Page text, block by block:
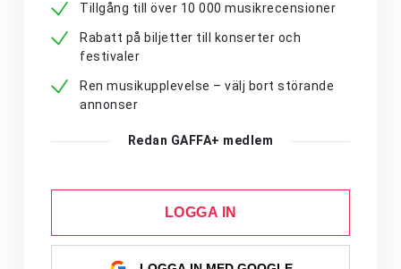
Tillgång till över 10 000 musikrecensioner
Rabatt på biljetter till konserter och
festivaler
Ren musikupplevelse – välj bort störande
annonser
Redan GAFFA+ medlem
LOGGA IN